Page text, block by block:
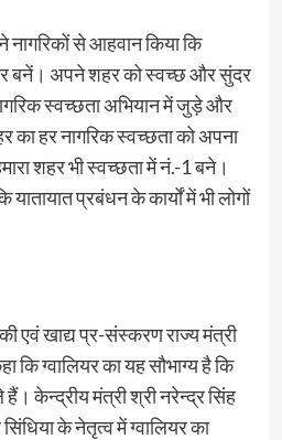
नागरिकों से आहवान किया कि
बनें। अपने शहर को स्वच्छ और सुंदर
स्वच्छता अभियान में जुड़े और
का हर नागरिक स्वच्छता को अपना
शहर भी स्वच्छता में नं.-1 बने।
यातायात प्रबंधन के कार्यों में भी लोगों
एवं खाद्य प्र-संस्करण राज्य मंत्री
कि ग्वालियर का यह सौभाग्य है कि
हैं। केन्द्रीय मंत्री श्री नरेन्द्र सिंह
के नेतृत्व में ग्वालियर का